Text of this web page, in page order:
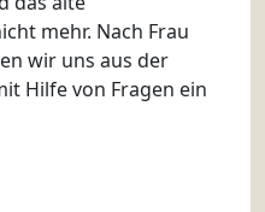
mehr. Nach Frau
wir uns aus der
Hilfe von Fragen ein